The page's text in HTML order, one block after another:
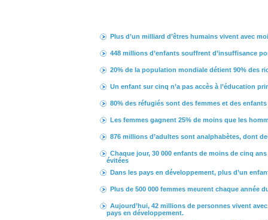
Plus d’un milliard d’êtres humains vivent avec
448 millions d’enfants souffrent d’insuffisance
20% de la population mondiale détient 90% des
Un enfant sur cinq n’a pas accès à l’éducation
80% des réfugiés sont des femmes et des enfants
Les femmes gagnent 25% de moins que les
876 millions d’adultes sont analphabètes, dont
Chaque jour, 30 000 enfants de moins de cinq
évitées
Dans les pays en développement, plus d’un
Plus de 500 000 femmes meurent chaque année
Aujourd’hui, 42 millions de personnes vivent
pays en développement.